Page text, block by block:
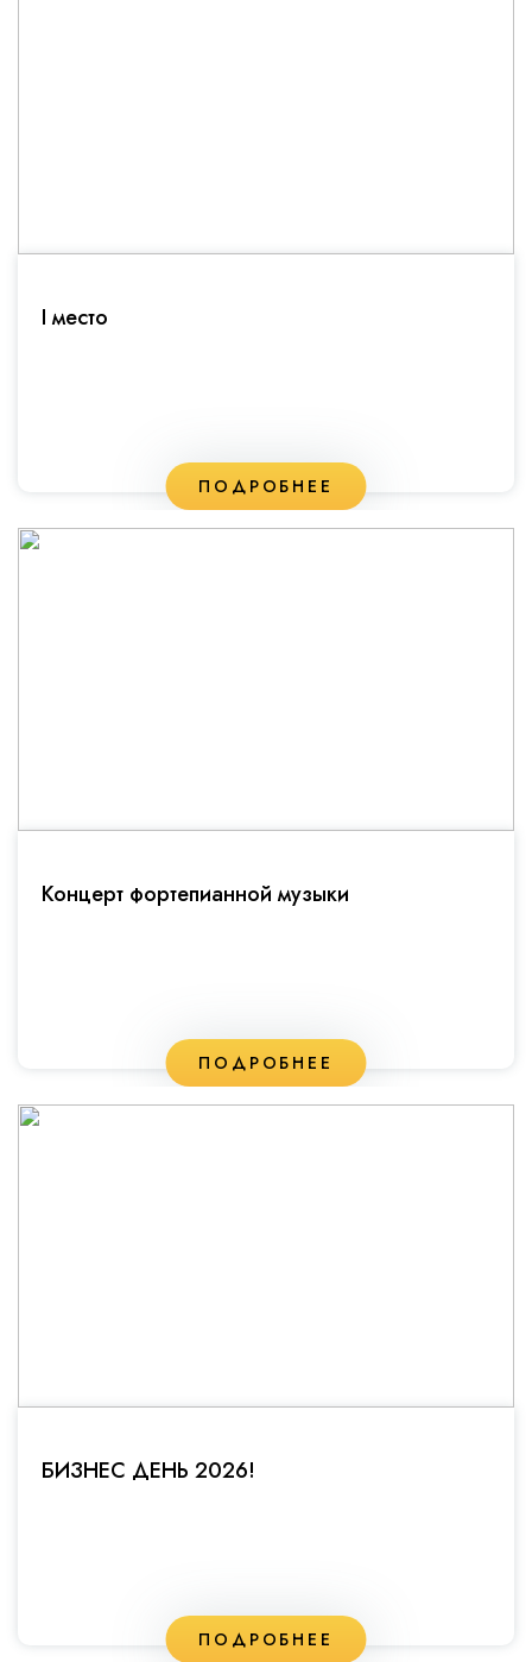
I место
ПОДРОБНЕЕ
Концерт фортепианной музыки
ПОДРОБНЕЕ
БИЗНЕС ДЕНЬ 2026!
ПОДРОБНЕЕ